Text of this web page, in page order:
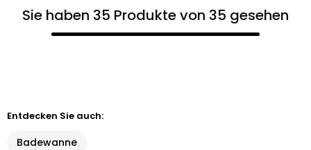
Sie haben 35 Produkte von 35 gesehen
Entdecken Sie auch:
Badewanne